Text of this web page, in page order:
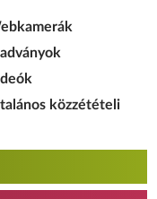
közzétételi